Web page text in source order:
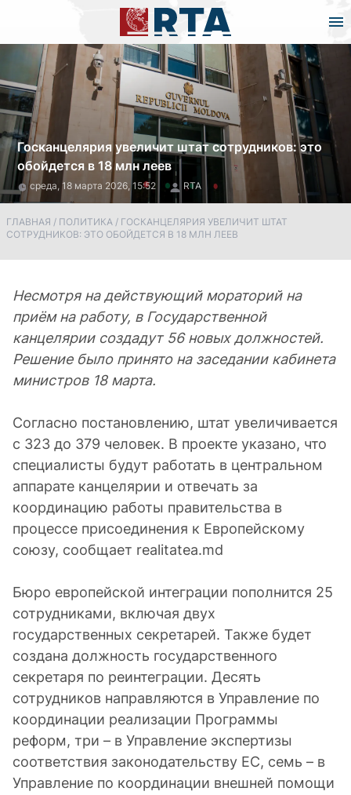
Госканцелярия увеличит штат сотрудников: это
обойдется в 18 млн леев
среда, 18 марта 2026, 15:52 RTA
ГЛАВНАЯ / ПОЛИТИКА / ГОСКАНЦЕЛЯРИЯ УВЕЛИЧИТ ШТАТ
СОТРУДНИКОВ: ЭТО ОБОЙДЕТСЯ В 18 МЛН ЛЕЕВ
Несмотря на действующий мораторий на
приём на работу, в Государственной
канцелярии создадут 56 новых должностей.
Решение было принято на заседании кабинета
министров 18 марта.
Согласно постановлению, штат увеличивается
с 323 до 379 человек. В проекте указано, что
специалисты будут работать в центральном
аппарате канцелярии и отвечать за
координацию работы правительства в
процессе присоединения к Европейскому
союзу, сообщает realitatea.md
Бюро европейской интеграции пополнится 25
сотрудниками, включая двух
государственных секретарей. Также будет
создана должность государственного
секретаря по реинтеграции. Десять
сотрудников направляются в Управление по
координации реализации Программы
реформ, три – в Управление экспертизы
соответствия законодательству ЕС, семь – в
Управление по координации внешней помощи